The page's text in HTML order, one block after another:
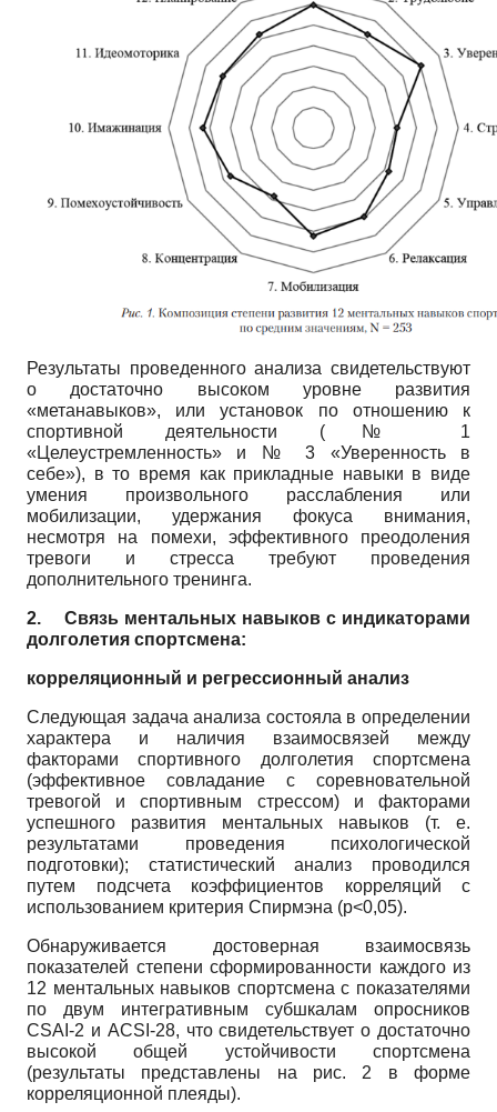
Результаты проведенного анализа свидетельствуют
о достаточно высоком уровне развития
«метанавыков», или установок по отношению к
спортивной деятельности (№ 1
«Целеустремленность» и № 3 «Уверенность в
себе»), в то время как прикладные навыки в виде
умения произвольного расслабления или
мобилизации, удержания фокуса внимания,
несмотря на помехи, эффективного преодоления
тревоги и стресса требуют проведения
дополнительного тренинга.
2. Связь ментальных навыков с индикаторами
долголетия спортсмена:
корреляционный и регрессионный анализ
Следующая задача анализа состояла в определении
характера и наличия взаимосвязей между
факторами спортивного долголетия спортсмена
(эффективное совладание с соревновательной
тревогой и спортивным стрессом) и факторами
успешного развития ментальных навыков (т. е.
результатами проведения психологической
подготовки); статистический анализ проводился
путем подсчета коэффициентов корреляций с
использованием критерия Спирмэна (p<0,05).
Обнаруживается достоверная взаимосвязь
показателей степени сформированности каждого из
12 ментальных навыков спортсмена с показателями
по двум интегративным субшкалам опросников
CSAI-2 и ACSI-28, что свидетельствует о достаточно
высокой общей устойчивости спортсмена
(результаты представлены на рис. 2 в форме
корреляционной плеяды).